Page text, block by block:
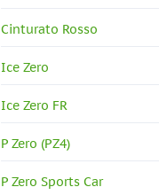
Cinturato Rosso
Ice Zero
Ice Zero FR
P Zero (PZ4)
P Zero Sports Car